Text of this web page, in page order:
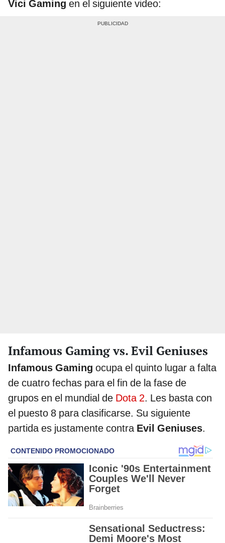
Vici Gaming en el siguiente video:
Infamous Gaming vs. Evil Geniuses
Infamous Gaming ocupa el quinto lugar a falta
de cuatro fechas para el fin de la fase de
grupos en el mundial de Dota 2. Les basta con
el puesto 8 para clasificarse. Su siguiente
partida es justamente contra Evil Geniuses.